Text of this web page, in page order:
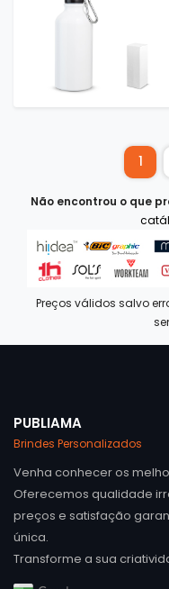
1
Não encontrou o que
Preços válidos salvo
PUBLIAMA
Brindes Personalizados
Venha conhecer os
Oferecemos qualidade
preços e satisfação
única.
Transforme a sua